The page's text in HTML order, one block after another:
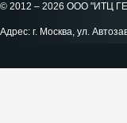
© 2012 – 2026 ООО "ИТЦ
Адрес: г. Москва, ул.